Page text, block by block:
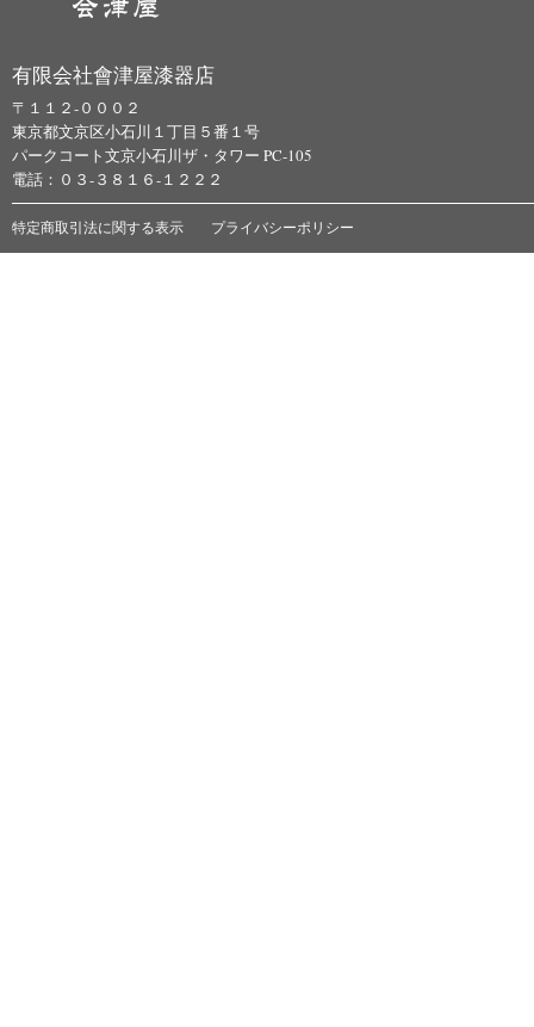
有限会社會津屋漆器店
〒１１２-０００２
東京都文京区小石川１丁目５番１号
パークコート文京小石川ザ・タワー PC-105
電話：０３-３８１６-１２２２
特定商取引法に関する表示 プライバシーポリシー